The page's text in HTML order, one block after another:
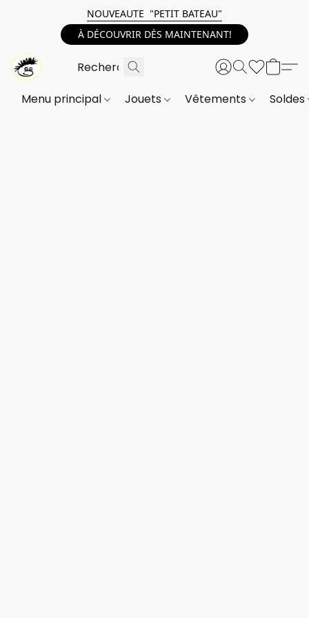
NOUVEAUTE "PETIT BATEAU"
À DÉCOUVRIR DÈS MAINTENANT!
Menu principal Jouets Vêtements Soldes